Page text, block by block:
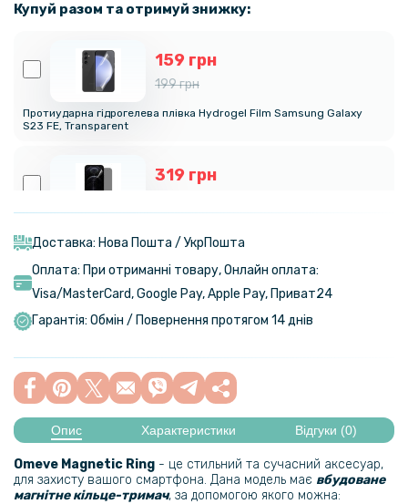
Купуй разом та отримуй знижку:
159 грн
199 грн
Протиударна гідрогелева плівка Hydrogel Film Samsung Galaxy
S23 FE, Transparent
319 грн
(Антишпигун)
159 грн
199 грн
S23 FE​​​ на задню панель, Transparent
239 грн
299 грн
Гідрогелева плівка iNobi Matte для Samsung Galaxy S23 FE​​​ на
задню панель, Матова
Доставка: Нова Пошта / УкрПошта
Оплата: При отриманні товару, Онлайн оплата:
Visa/MasterСard, Google Pay, Apple Pay, Приват24
Гарантія: Обмін / Повернення протягом 14 днів
Опис Характеристики Відгуки (0)
Omeve Magnetic Ring - це стильний та сучасний аксесуар,
для захисту вашого смартфона. Дана модель має вбудоване
магнітне кільце-тримач, за допомогою якого можна: